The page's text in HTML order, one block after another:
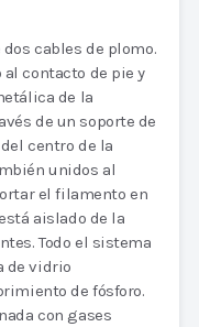
cables de plomo.
contacto de pie y
de la
de un soporte de
centro de la
unidos al
el filamento en
aislado de la
Todo el sistema
de vidrio
de fósforo.
con gases